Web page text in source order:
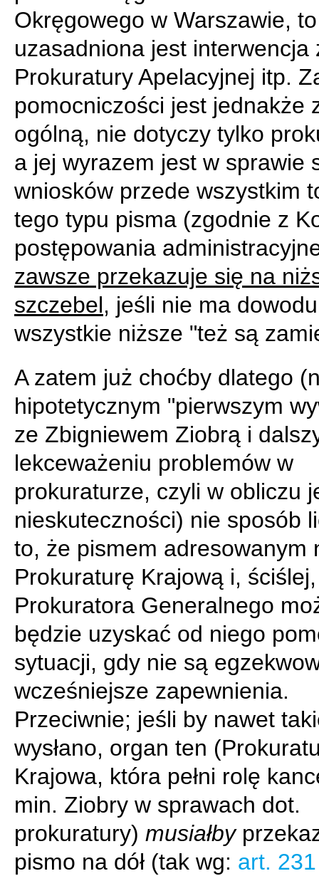
Okręgowego w Warszawie, to
uzasadniona jest interwencja
Prokuratury Apelacyjnej itp.
pomocniczości jest jednakże
ogólną, nie dotyczy tylko
a jej wyrazem jest w sprawie
wniosków przede wszystkim
tego typu pisma (zgodnie z
postępowania
zawsze przekazuje się na
szczebel, jeśli nie ma
wszystkie niższe "też są
A zatem już choćby dlatego
hipotetycznym "pierwszym
ze Zbigniewem Ziobrą i
lekceważeniu problemów w
prokuraturze, czyli w obliczu
nieskuteczności) nie sposób
to, że pismem adresowanym
Prokuraturę Krajową i,
Prokuratora Generalnego
będzie uzyskać od niego
sytuacji, gdy nie są
wcześniejsze zapewnienia.
Przeciwnie; jeśli by nawet
wysłano, organ ten
Krajowa, która pełni rolę
min. Ziobry w sprawach dot.
prokuratury) musiałby
pismo na dół (tak wg: art.